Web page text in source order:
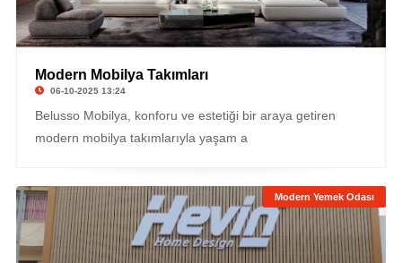
Modern Mobilya Takımları
06-10-2025 13:24
Belusso Mobilya, konforu ve estetiği bir araya getiren
modern mobilya takımlarıyla yaşam a
Modern Yemek Odası